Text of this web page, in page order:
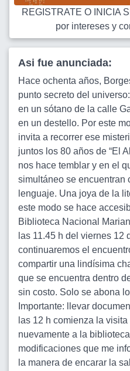
REGISTRATE O INICIA
por intereses y
Asi fue anunciada:
Hace ochenta años,
punto secreto del
en un sótano de la calle
en un destello. Por este
invita a recorrer ese
juntos los 80 años de “El
nos hace temblar y en el
simultáneo se encuentran
lenguaje. Una joya de la
este modo se hace
Biblioteca Nacional
las 11.45 h del viernes 12
continuaremos el
compartir una lindísima
que se encuentra dentro
sin costo. Solo se abona
Importante: llevar
las 12 h comienza la
nuevamente a la
modificaciones que me
la manera de encarar la